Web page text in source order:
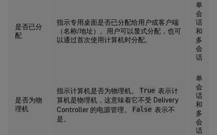
是否已分
配
指示专用桌面是否已分配给用户或客户端
（名称/地址）。用户可以显式分配，也可
以通过首次使用计算机时分配。
单
会
话
和
多
会
话
是否为物
理机
指示计算机是否为物理机。 True 表示计
算机是物理机，这意味着它不受 Delivery
Controller 的电源管理。
False 表示不
是。
单
会
话
和
多
会
话